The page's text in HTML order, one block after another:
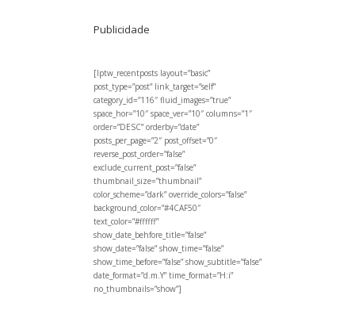
Publicidade
[lptw_recentposts layout=”basic”
post_type=”post” link_target=”self”
category_id=”116″ fluid_images=”true”
space_hor=”10″ space_ver=”10″ columns=”1″
order=”DESC” orderby=”date”
posts_per_page=”2″ post_offset=”0″
reverse_post_order=”false”
exclude_current_post=”false”
thumbnail_size=”thumbnail”
color_scheme=”dark” override_colors=”false”
background_color=”#4CAF50″
text_color=”#ffffff”
show_date_behfore_title=”false”
show_date=”false” show_time=”false”
show_time_before=”false” show_subtitle=”false”
date_format=”d.m.Y” time_format=”H:i”
no_thumbnails=”show”]